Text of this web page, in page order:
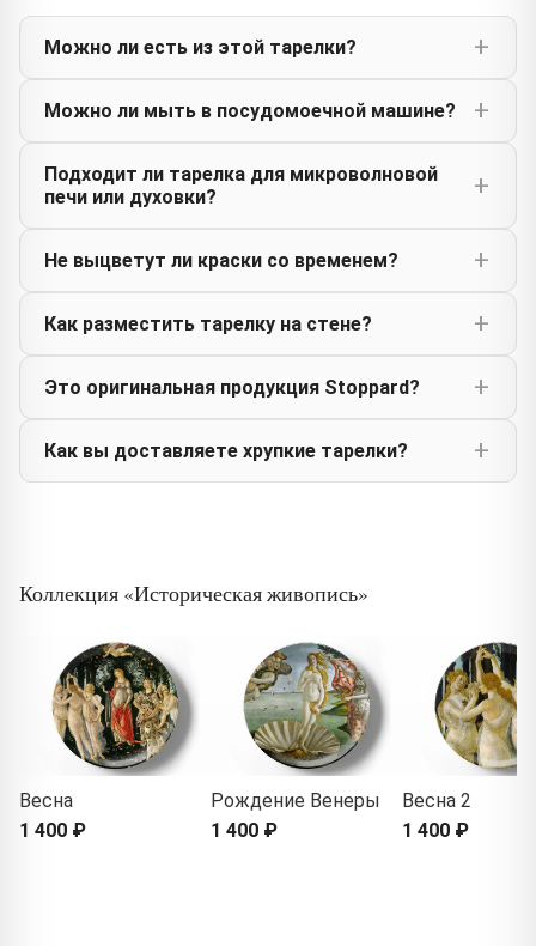
Можно ли есть из этой тарелки?
Можно ли мыть в посудомоечной машине?
Подходит ли тарелка для микроволновой
печи или духовки?
Не выцветут ли краски со временем?
Как разместить тарелку на стене?
Это оригинальная продукция Stoppard?
Как вы доставляете хрупкие тарелки?
Коллекция «Историческая живопись»
Весна
1 400 ₽
Рождение Венеры
1 400 ₽
Весна 2
1 400 ₽